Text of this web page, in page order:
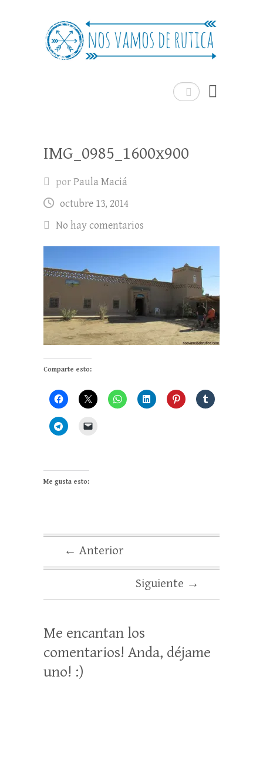
Buscar
Nos Vamos de Rutica
IMG_0985_1600x900
porPaula Maciá
octubre 13, 2014
No hay comentarios
Comparte esto:
Me gusta esto:
← Anterior
Siguiente →
Me encantan los
comentarios! Anda, déjame
uno! :)